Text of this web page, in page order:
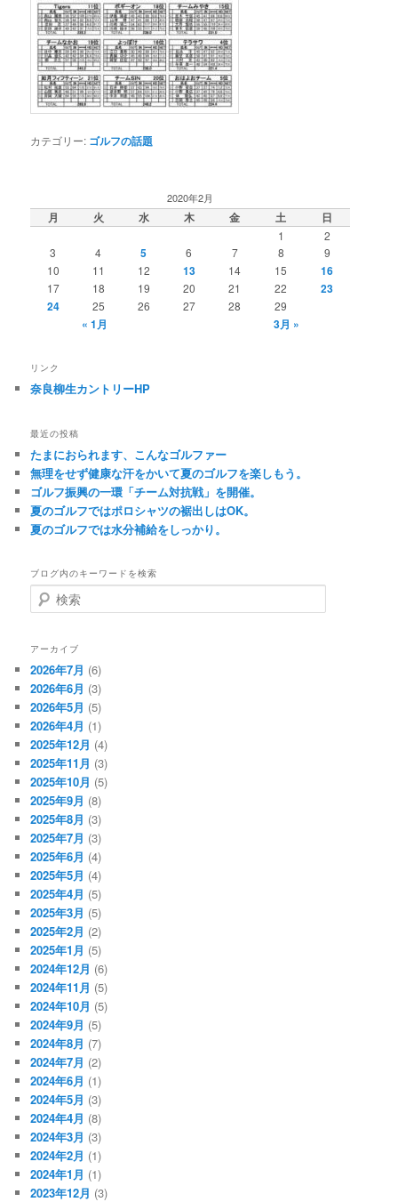
カテゴリー: ゴルフの話題
2020年2月
月 火 水 木 金 土 日
1
2
3
4 5 6 7 8
9
10
11 12 13 14 15 16
17 18 19 20 21 22
23
24
25 26 27 28 29
« 1月 3月 »
リンク
奈良柳生カントリーHP
最近の投稿
たまにおられます、こんなゴルファー
無理をせず健康な汗をかいて夏のゴルフを楽しもう。
ゴルフ振興の一環「チーム対抗戦」を開催。
夏のゴルフではポロシャツの裾出しはOK。
夏のゴルフでは水分補給をしっかり。
ブログ内のキーワードを検索
検
索
アーカイブ
2026年7月 (6)
2026年6月 (3)
2026年5月 (5)
2026年4月 (1)
2025年12月 (4)
2025年11月 (3)
2025年10月 (5)
2025年9月 (8)
2025年8月 (3)
2025年7月 (3)
2025年6月 (4)
2025年5月 (4)
2025年4月 (5)
2025年3月 (5)
2025年2月 (2)
2025年1月 (5)
2024年12月 (6)
2024年11月 (5)
2024年10月 (5)
2024年9月 (5)
2024年8月 (7)
2024年7月 (2)
2024年6月 (1)
2024年5月 (3)
2024年4月 (8)
2024年3月 (3)
2024年2月 (1)
2024年1月 (1)
2023年12月 (3)